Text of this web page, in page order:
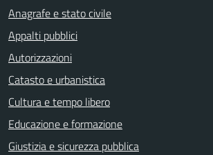
Anagrafe e stato civile
Appalti pubblici
Autorizzazioni
Catasto e urbanistica
Cultura e tempo libero
Educazione e formazione
Giustizia e sicurezza pubblica